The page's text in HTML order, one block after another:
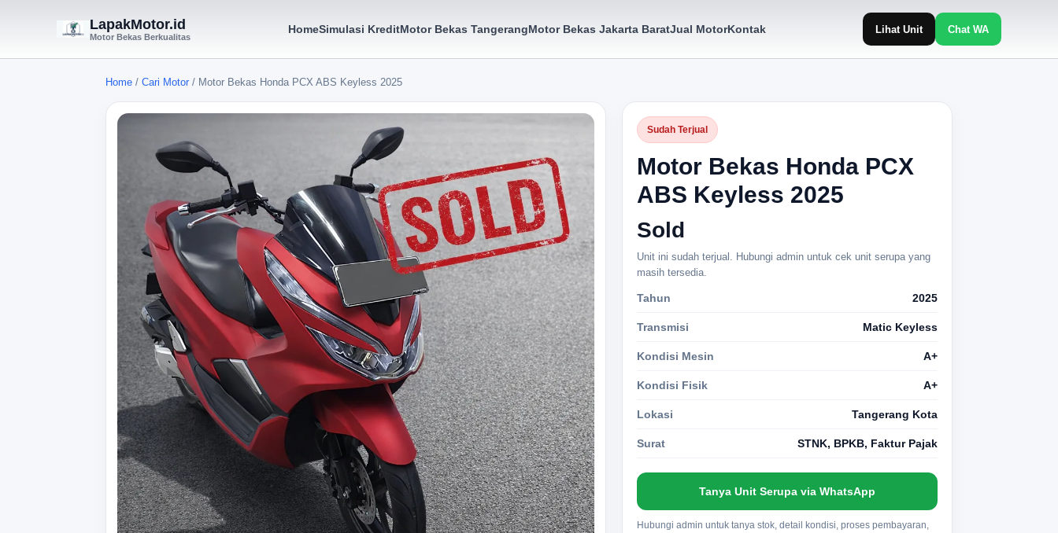
LapakMotor.id
Motor Bekas Berkualitas
HomeSimulasi KreditMotor Bekas TangerangMotor Bekas Jakarta BaratJual MotorKontak Lihat Unit Chat WA
Home / Cari Motor / Motor Bekas Honda PCX ABS Keyless 2025
Sudah Terjual
Motor Bekas Honda PCX
ABS Keyless 2025
Sold
Unit ini sudah terjual. Hubungi admin untuk cek unit serupa yang
masih tersedia.
Tahun 2025
Transmisi Matic Keyless
Kondisi Mesin A+
Kondisi Fisik A+
Lokasi Tangerang Kota
Surat STNK, BPKB, Faktur Pajak
Tanya Unit Serupa via WhatsApp
Hubungi admin untuk tanya stok, detail kondisi, proses pembayaran,